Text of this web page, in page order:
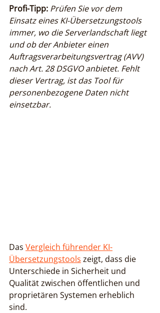
Profi-Tipp: Prüfen Sie vor dem
Einsatz eines KI-Übersetzungstools
immer, wo die Serverlandschaft liegt
und ob der Anbieter einen
Auftragsverarbeitungsvertrag (AVV)
nach Art. 28 DSGVO anbietet. Fehlt
dieser Vertrag, ist das Tool für
personenbezogene Daten nicht
einsetzbar.
Das Vergleich führender KI-
Übersetzungstools zeigt, dass die
Unterschiede in Sicherheit und
Qualität zwischen öffentlichen und
proprietären Systemen erheblich
sind.